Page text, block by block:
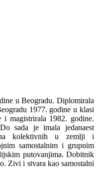
u Beogradu. Diplomirala
1977. godine u klasi
i magistrirala 1982. godine.
sada je imala jedanaest
kolektivnih u zemlji i
samostalnim i grupnim
putovanjima. Dobitnik
Zivi i stvara kao samostalni